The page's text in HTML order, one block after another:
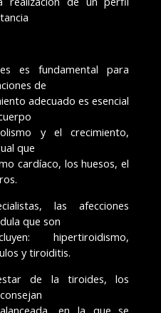
es fundamental para
de
adecuado es esencial
y el crecimiento,
que
cardíaco, los huesos, el
las afecciones
que son
hipertiroidismo,
y tiroiditis.
de la tiroides, los
en la que se